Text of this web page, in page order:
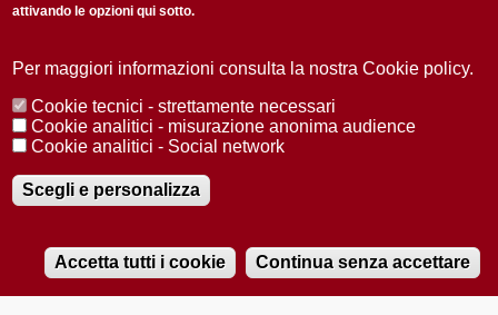
Audio
Accetto laPrivacy Policy
Redazione Copyright Privacy
Area stampa
© 2025 Università di Padova
Registrazione presso il Tribunale di Padova n. 2097/2012 del 18 giugno
2012
attivando le opzioni qui sotto.
Per maggiori informazioni consulta la nostra Cookie policy.
Cookie tecnici - strettamente necessari
Cookie analitici - misurazione anonima audience
Cookie analitici - Social network
Scegli e personalizza
Accetta tutti i cookie Continua senza accettare